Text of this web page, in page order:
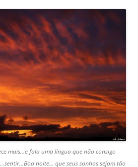
mais…e fala uma língua que não consigo
noite… que seus sonhos sejam tão